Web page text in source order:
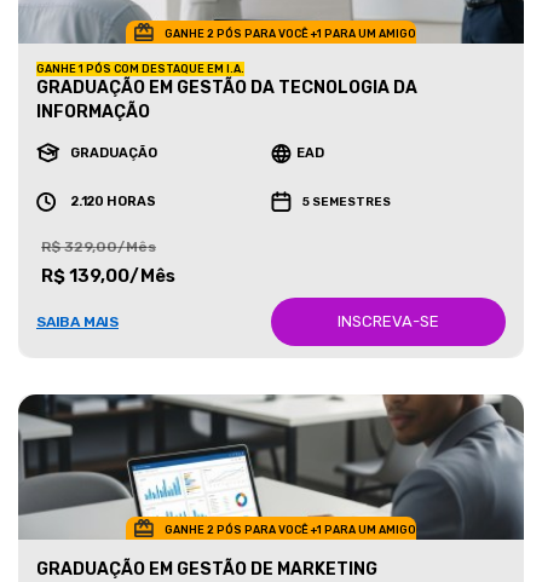
GANHE 2 PÓS PARA VOCÊ +1 PARA UM AMIGO
GANHE 1 PÓS COM DESTAQUE EM I.A.
GRADUAÇÃO EM GESTÃO DA TECNOLOGIA DA
INFORMAÇÃO
GRADUAÇÃO EAD
2.120 HORAS 5 SEMESTRES
R$ 329,00/Mês
R$ 139,00/Mês
SAIBA MAIS INSCREVA-SE
GANHE 2 PÓS PARA VOCÊ +1 PARA UM AMIGO
GRADUAÇÃO EM GESTÃO DE MARKETING